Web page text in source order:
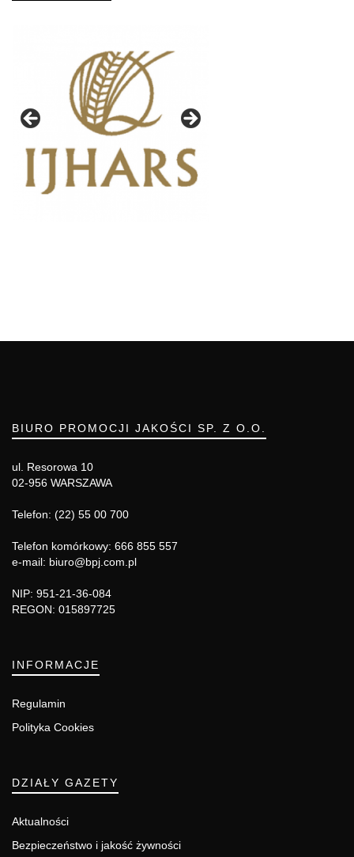
BIURO PROMOCJI JAKOŚCI SP. Z O.O.
ul. Resorowa 10
02-956 WARSZAWA
Telefon: (22) 55 00 700
Telefon komórkowy: 666 855 557
e-mail: biuro@bpj.com.pl
NIP: 951-21-36-084
REGON: 015897725
INFORMACJE
Regulamin
Polityka Cookies
DZIAŁY GAZETY
Aktualności
Bezpieczeństwo i jakość żywności